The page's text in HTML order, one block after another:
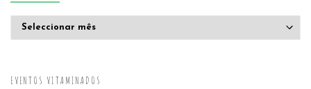
EVENTOS VITAMINADOS